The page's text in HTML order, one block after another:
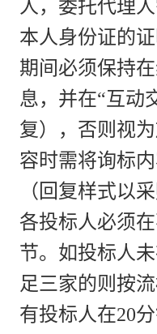
人，委托代理
本人身份证的
期间必须保持
息，并在“互动
复），否则视
容时需将询标
（回复样式以
各投标人必须
节。如投标人
足三家的则按
有投标人在20